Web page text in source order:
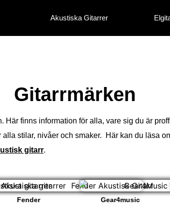
Akustiska Gitarrer
Gitarrmärken
Här finns information för alla, vare sig du är
stilar, nivåer och smaker. Här kan du läsa
gitarr.
Fender Gear4music